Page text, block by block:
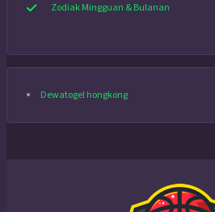
Zodiak Mingguan & Bulanan
Dewatogel hongkong